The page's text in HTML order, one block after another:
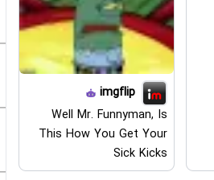
imgflip
Well Mr. Funnyman, Is
This How You Get Your
Sick Kicks